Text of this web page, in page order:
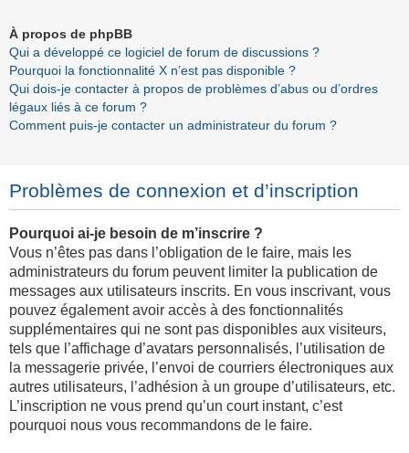
À propos de phpBB
Qui a développé ce logiciel de forum de discussions ?
Pourquoi la fonctionnalité X n’est pas disponible ?
Qui dois-je contacter à propos de problèmes d’abus ou d’ordres
légaux liés à ce forum ?
Comment puis-je contacter un administrateur du forum ?
Problèmes de connexion et d’inscription
Pourquoi ai-je besoin de m’inscrire ?
Vous n’êtes pas dans l’obligation de le faire, mais les
administrateurs du forum peuvent limiter la publication de
messages aux utilisateurs inscrits. En vous inscrivant, vous
pouvez également avoir accès à des fonctionnalités
supplémentaires qui ne sont pas disponibles aux visiteurs,
tels que l’affichage d’avatars personnalisés, l’utilisation de
la messagerie privée, l’envoi de courriers électroniques aux
autres utilisateurs, l’adhésion à un groupe d’utilisateurs, etc.
L’inscription ne vous prend qu’un court instant, c’est
pourquoi nous vous recommandons de le faire.